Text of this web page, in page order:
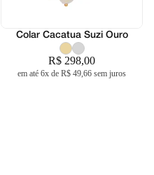
Colar Cacatua Suzi Ouro
R$ 298,00
em até 6x de R$ 49,66 sem juros